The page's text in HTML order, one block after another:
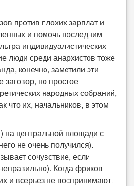
против плохих зарплат и
и помочь последним
индивидуалистических
люди среди анархистов тоже
конечно, заметили эти
заговор, но простое
народных собраний,
что их, начальников, в этом
на центральной площади с
не очень получился).
сочувствие, если
Когда фриков
и всерьез не воспринимают.